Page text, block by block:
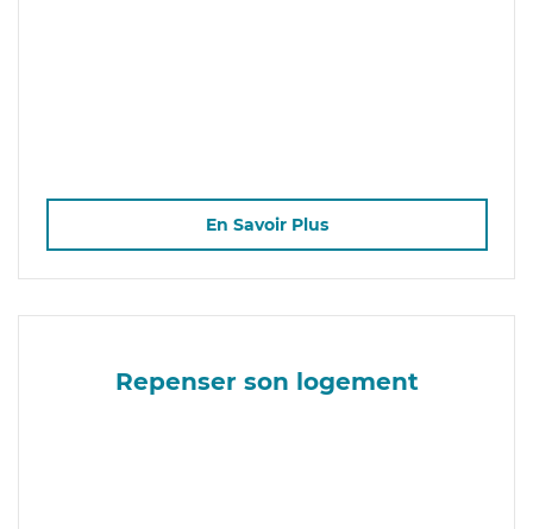
En Savoir Plus
Repenser son logement